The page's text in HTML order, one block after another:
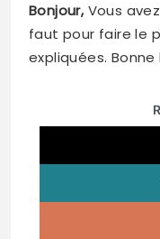
Bonjour,Vous
faut pour faire le
expliquées.